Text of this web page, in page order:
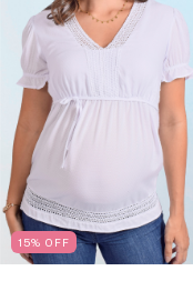
15% OFF